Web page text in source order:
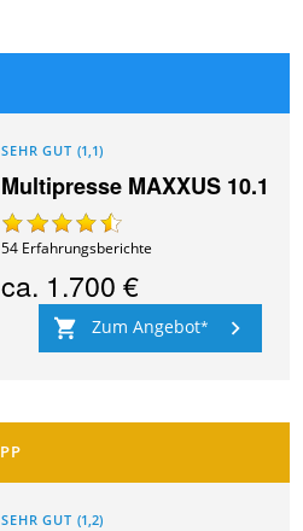
SEHR GUT (1,1)
Multipresse MAXXUS 10.1
54 Erfahrungsberichte
ca. 1.700 €
Zum Angebot
SEHR GUT (1,2)